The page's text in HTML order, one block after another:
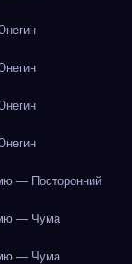
— Посторонний
— Чума
— Чума